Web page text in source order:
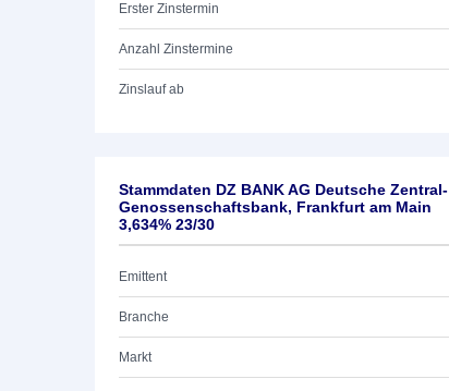
Erster Zinstermin
Anzahl Zinstermine
Zinslauf ab
Stammdaten DZ BANK AG Deutsche Zentral-
Genossenschaftsbank, Frankfurt am Main
3,634% 23/30
Emittent
Branche
Markt